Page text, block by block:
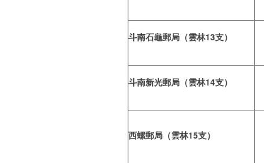
斗南石龜郵局（雲林13支）
斗南新光郵局（雲林14支）
西螺郵局（雲林15支）